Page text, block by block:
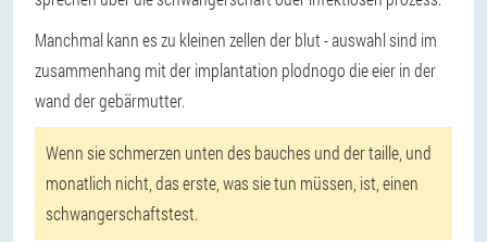
Manchmal kann es zu kleinen zellen der blut - auswahl sind im
zusammenhang mit der implantation plodnogo die eier in der
wand der gebärmutter.
Wenn sie schmerzen unten des bauches und der taille, und
monatlich nicht, das erste, was sie tun müssen, ist, einen
schwangerschaftstest.